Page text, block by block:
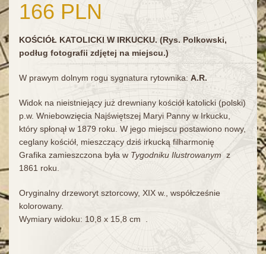
166 PLN
KOŚCIÓŁ KATOLICKI W IRKUCKU. (Rys. Polkowski,
podług fotografii zdjętej na miejscu.)
W prawym dolnym rogu sygnatura rytownika: A.R.
Widok na nieistniejący już drewniany kościół katolicki (polski)
p.w. Wniebowzięcia Najświętszej Maryi Panny w Irkucku,
który spłonął w 1879 roku. W jego miejscu postawiono nowy,
ceglany kościół, mieszczący dziś irkucką filharmonię
Grafika zamieszczona była w Tygodniku Ilustrowanym z
1861 roku.
Oryginalny drzeworyt sztorcowy, XIX w., współcześnie
kolorowany.
Wymiary widoku: 10,8 x 15,8 cm .